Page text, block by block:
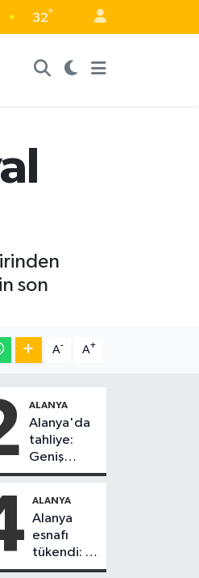
32°
son
A- A+
ALANYA
Alanya'da
tahliye:
Geniş
güvenlik
alındı
ALANYA
Alanya
esnafı
tükendi: 1
ayda 150